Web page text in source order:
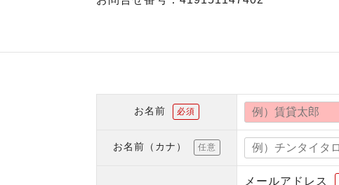
お名前 必須
お名前（カナ） 任意
メールアドレス